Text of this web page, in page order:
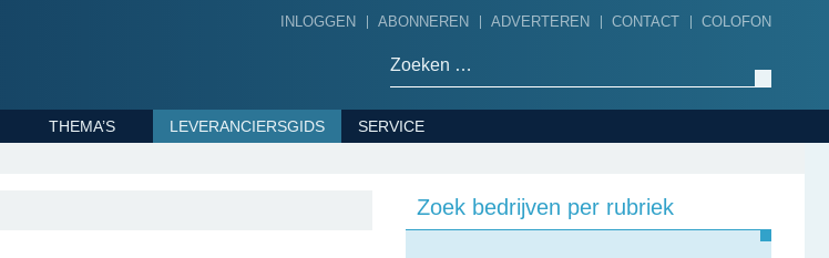
INLOGGEN ABONNEREN ADVERTEREN CONTACT COLOFON
THEMA’S LEVERANCIERSGIDS SERVICE
Zoek bedrijven per rubriek